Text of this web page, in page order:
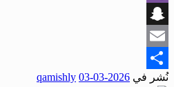
Viber
Snapchat
Email
Share
نُشر في 2026-03-03
qamishly